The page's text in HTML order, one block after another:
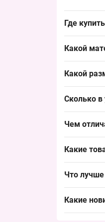
Где
Какой
и повышает
Какой
группы и
Сколько в
пополнять
Чем
однако эта
Какие
Кепка
Что лучше
Какие